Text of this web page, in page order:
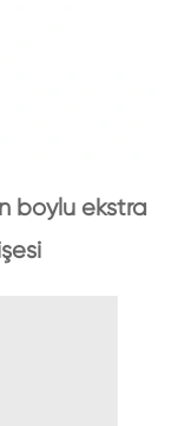
boylu ekstra